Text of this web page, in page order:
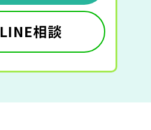
LINE相談